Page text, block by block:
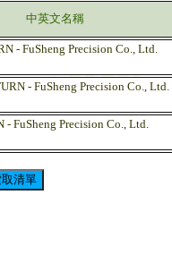
中英文名稱
- FuSheng Precision Co., Ltd.
- FuSheng Precision Co., Ltd.
FuSheng Precision Co., Ltd.